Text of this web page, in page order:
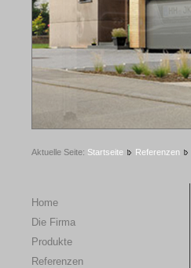
1 2 3 4 5
Aktuelle Seite: Startseite Referenzen
Home
Die Firma
Produkte
Referenzen